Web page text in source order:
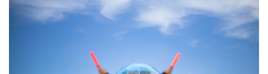
Irã anuncia acordo com Omã sobre Ormuz mas diz que
reabertura depende dos Estados Unidos
Trump nega escassez de munições e ameaça quem sugere o